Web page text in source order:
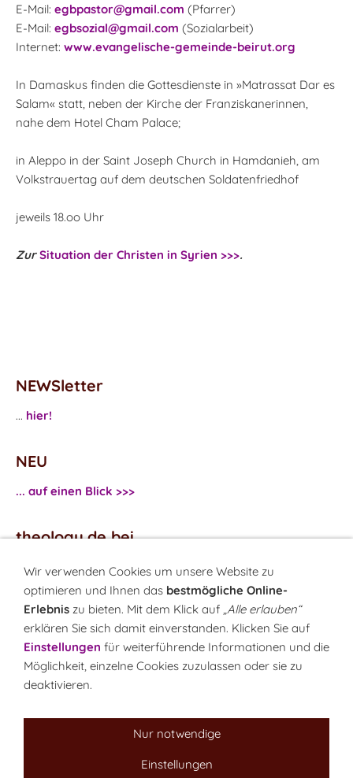
E-Mail: egbpastor@gmail.com (Pfarrer)
E-Mail: egbsozial@gmail.com (Sozialarbeit)
Internet: www.evangelische-gemeinde-beirut.org
In Damaskus finden die Gottesdienste in »Matrassat Dar es
Salam« statt, neben der Kirche der Franziskanerinnen,
nahe dem Hotel Cham Palace;
in Aleppo in der Saint Joseph Church in Hamdanieh, am
Volkstrauertag auf dem deutschen Soldatenfriedhof
jeweils 18.oo Uhr
ZurSituation der Christen in Syrien >>>.
NEWSletter
... hier!
NEU
... auf einen Blick >>>
theology.de bei
...Facebook
...Twitter
Monatsrätsel
Rätseln & Gewinnen!
Wir verwenden Cookies um unsere Website zu
optimieren und Ihnen das bestmögliche Online-
Erlebnis zu bieten. Mit dem Klick auf „Alle erlauben“
erklären Sie sich damit einverstanden. Klicken Sie auf
Einstellungen für weiterführende Informationen und die
Möglichkeit, einzelne Cookies zuzulassen oder sie zu
deaktivieren.
Nur notwendige
Einstellungen